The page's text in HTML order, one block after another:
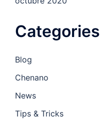
Categories
Blog
Chenano
News
Tips & Tricks